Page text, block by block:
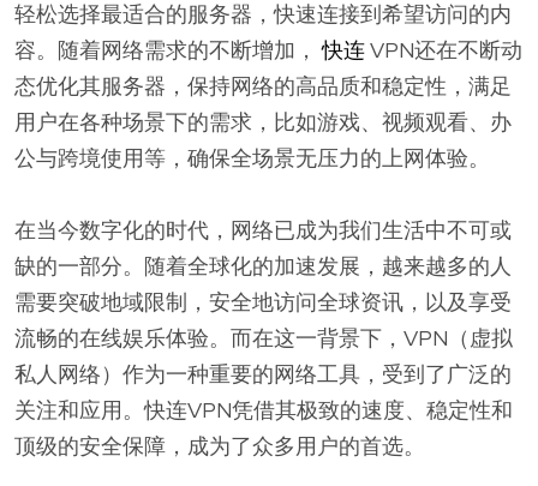
轻松选择最适合的服务器，快速连接到希望访问的内
容。随着网络需求的不断增加，快连VPN还在不断动
态优化其服务器，保持网络的高品质和稳定性，满足
用户在各种场景下的需求，比如游戏、视频观看、办
公与跨境使用等，确保全场景无压力的上网体验。
在当今数字化的时代，网络已成为我们生活中不可或
缺的一部分。随着全球化的加速发展，越来越多的人
需要突破地域限制，安全地访问全球资讯，以及享受
流畅的在线娱乐体验。而在这一背景下，VPN（虚拟
私人网络）作为一种重要的网络工具，受到了广泛的
关注和应用。快连VPN凭借其极致的速度、稳定性和
顶级的安全保障，成为了众多用户的首选。